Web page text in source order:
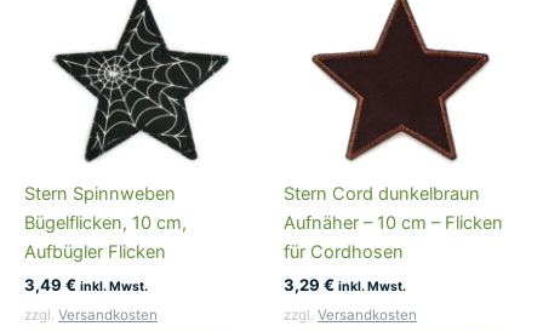
Stern Spinnweben
Bügelflicken, 10 cm,
Aufbügler Flicken
3,49 € inkl. Mwst.
zzgl. Versandkosten
Stern Cord dunkelbraun
Aufnäher – 10 cm – Flicken
für Cordhosen
3,29 € inkl. Mwst.
zzgl. Versandkosten